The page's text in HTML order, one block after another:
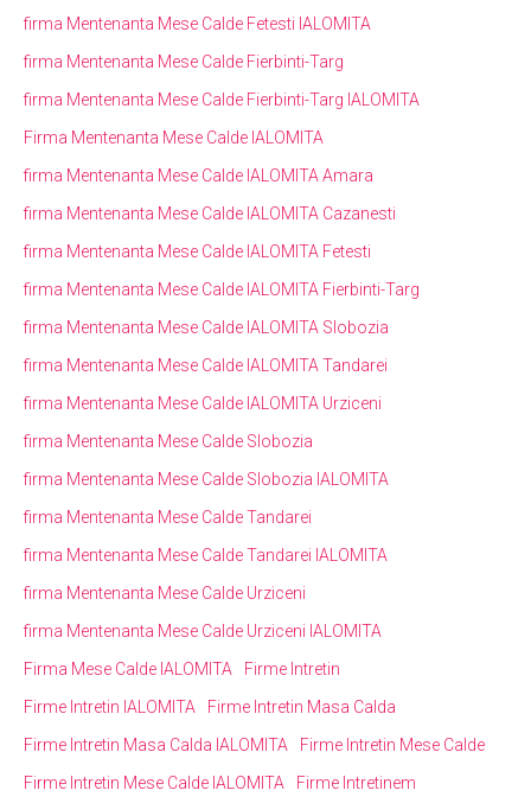
firma Mentenanta Mese Calde Fetesti IALOMITA
firma Mentenanta Mese Calde Fierbinti-Targ
firma Mentenanta Mese Calde Fierbinti-Targ IALOMITA
Firma Mentenanta Mese Calde IALOMITA
firma Mentenanta Mese Calde IALOMITA Amara
firma Mentenanta Mese Calde IALOMITA Cazanesti
firma Mentenanta Mese Calde IALOMITA Fetesti
firma Mentenanta Mese Calde IALOMITA Fierbinti-Targ
firma Mentenanta Mese Calde IALOMITA Slobozia
firma Mentenanta Mese Calde IALOMITA Tandarei
firma Mentenanta Mese Calde IALOMITA Urziceni
firma Mentenanta Mese Calde Slobozia
firma Mentenanta Mese Calde Slobozia IALOMITA
firma Mentenanta Mese Calde Tandarei
firma Mentenanta Mese Calde Tandarei IALOMITA
firma Mentenanta Mese Calde Urziceni
firma Mentenanta Mese Calde Urziceni IALOMITA
Firma Mese Calde IALOMITA
Firme Intretin
Firme Intretin IALOMITA
Firme Intretin Masa Calda
Firme Intretin Masa Calda IALOMITA
Firme Intretin Mese Calde
Firme Intretin Mese Calde IALOMITA
Firme Intretinem